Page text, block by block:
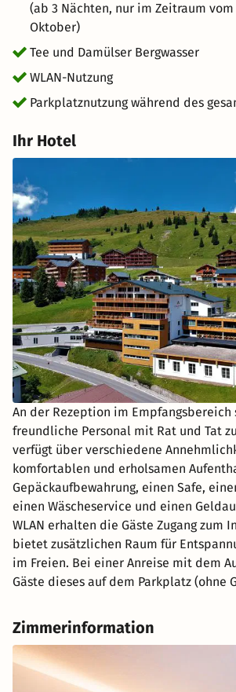
(ab 3 Nächten, nur im Zeitraum vom
Oktober)
Tee und Damülser Bergwasser
WLAN-Nutzung
Parkplatznutzung während des
Ihr Hotel
An der Rezeption im Empfangsbereich
freundliche Personal mit Rat und Tat
verfügt über verschiedene
komfortablen und erholsamen
Gepäckaufbewahrung, einen Safe,
einen Wäscheservice und einen
WLAN erhalten die Gäste Zugang zum
bietet zusätzlichen Raum für
im Freien. Bei einer Anreise mit dem
Gäste dieses auf dem Parkplatz (ohne
Zimmerinformation